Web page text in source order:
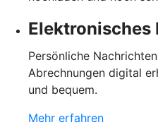
Elektronisches
Persönliche
Abrechnungen digital
und bequem.
Mehr erfahren